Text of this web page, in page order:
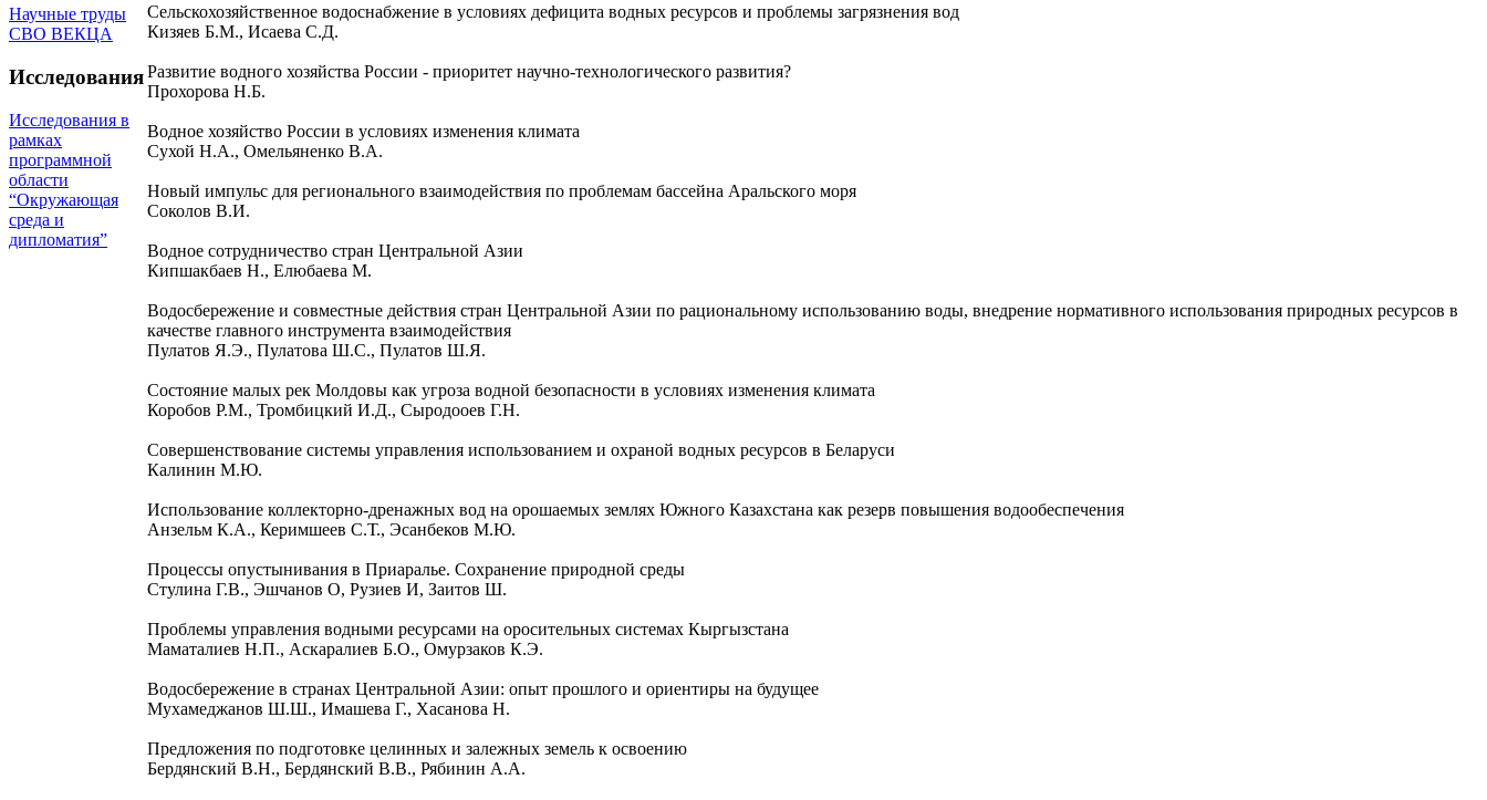
Научные труды
СВО ВЕКЦА
Исследования
Исследования в
рамках
программной
области
“Окружающая
среда и
дипломатия”
Сельскохозяйственное водоснабжение в условиях дефицита водных ресурсов и проблемы загрязнения вод
Кизяев Б.М., Исаева С.Д.
Развитие водного хозяйства России - приоритет научно-технологического развития?
Прохорова Н.Б.
Водное хозяйство России в условиях изменения климата
Сухой Н.А., Омельяненко В.А.
Новый импульс для регионального взаимодействия по проблемам бассейна Аральского моря
Соколов В.И.
Водное сотрудничество стран Центральной Азии
Кипшакбаев Н., Елюбаева М.
Водосбережение и совместные действия стран Центральной Азии по рациональному использованию воды, внедрение нормативного использования природных ресурсов в
качестве главного инструмента взаимодействия
Пулатов Я.Э., Пулатова Ш.С., Пулатов Ш.Я.
Состояние малых рек Молдовы как угроза водной безопасности в условиях изменения климата
Коробов Р.М., Тромбицкий И.Д., Сыродооев Г.Н.
Совершенствование системы управления использованием и охраной водных ресурсов в Беларуси
Калинин М.Ю.
Использование коллекторно-дренажных вод на орошаемых землях Южного Казахстана как резерв повышения водообеспечения
Анзельм К.А., Керимшеев С.Т., Эсанбеков М.Ю.
Процессы опустынивания в Приаралье. Сохранение природной среды
Стулина Г.В., Эшчанов О, Рузиев И, Заитов Ш.
Проблемы управления водными ресурсами на оросительных системах Кыргызстана
Маматалиев Н.П., Аскаралиев Б.О., Омурзаков К.Э.
Водосбережение в странах Центральной Азии: опыт прошлого и ориентиры на будущее
Мухамеджанов Ш.Ш., Имашева Г., Хасанова Н.
Предложения по подготовке целинных и залежных земель к освоению
Бердянский В.Н., Бердянский В.В., Рябинин А.А.